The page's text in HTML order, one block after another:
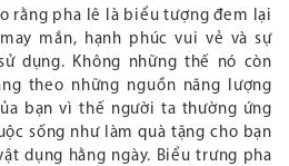
rằng pha lê là biểu tượng đem lại
mắn, hạnh phúc vui vẻ và sự
dụng. Không những thế nó còn
theo những nguồn năng lượng
bạn vì thế người ta thường ứng
sống như làm quà tặng cho bạn
dụng hằng ngày. Biểu trưng pha